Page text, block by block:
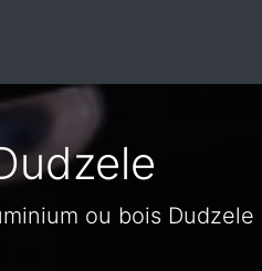
ou bois Dudzele